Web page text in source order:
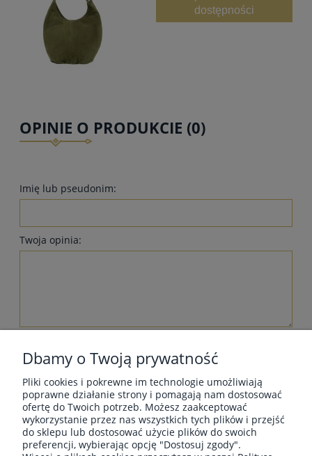
dostępności
OPINIE O PRODUKCIE (0)
Imię lub pseudonim:
Twoja opinia:
MOJE KONTO
Dbamy o Twoją prywatność
Pliki cookies i pokrewne im technologie umożliwiają
poprawne działanie strony i pomagają nam dostosować
ofertę do Twoich potrzeb. Możesz zaakceptować
wykorzystanie przez nas wszystkich tych plików i przejść
do sklepu lub dostosować użycie plików do swoich
preferencji, wybierając opcję "Dostosuj zgody".